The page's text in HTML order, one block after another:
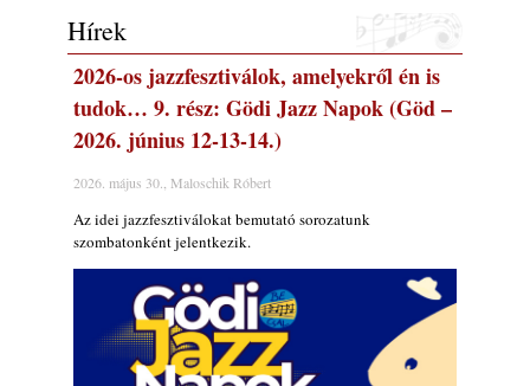
2026. augusztus 10.
Kis hírek – friss hírek
2026. augusztus 10.
A www.jazzma.hu-n eddig megjelent írások
összegzése – 2026 augusztus
Völgyében
2026. augusztus 09.
Ez lesz idén a Balaton legkedvesebb
eseménye: augusztus közepén érkezik a
Malomvölgy Fesztivál!
2026. augusztus 08.
Hírek
2026-os jazzfesztiválok, amelyekről én is
tudok… 9. rész: Gödi Jazz Napok (Göd –
2026. június 12-13-14.)
2026. május 30., Maloschik Róbert
Az idei jazzfesztiválokat bemutató sorozatunk
szombatonként jelentkezik.